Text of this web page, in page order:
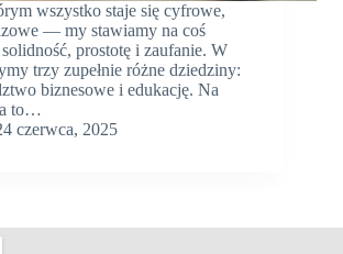
wszystko staje się cyfrowe,
— my stawiamy na coś
prostotę i zaufanie. W
trzy zupełnie różne dziedziny:
biznesowe i edukację. Na
to…
czerwca, 2025